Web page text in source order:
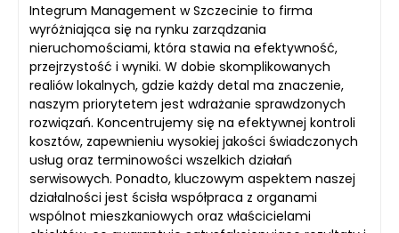
Integrum Management w Szczecinie to firma
wyróżniająca się na rynku zarządzania
nieruchomościami, która stawia na efektywność,
przejrzystość i wyniki. W dobie skomplikowanych
realiów lokalnych, gdzie każdy detal ma znaczenie,
naszym priorytetem jest wdrażanie sprawdzonych
rozwiązań. Koncentrujemy się na efektywnej kontroli
kosztów, zapewnieniu wysokiej jakości świadczonych
usług oraz terminowości wszelkich działań
serwisowych. Ponadto, kluczowym aspektem naszej
działalności jest ścisła współpraca z organami
wspólnot mieszkaniowych oraz właścicielami